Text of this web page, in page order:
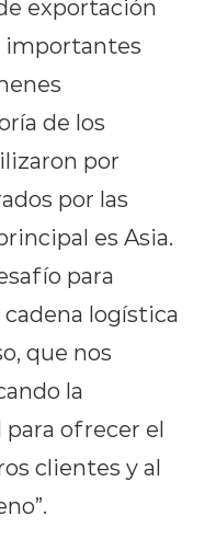
exportación
de los
por
por las
es Asia.
para
logística
que nos
la
para ofrecer el
clientes y al